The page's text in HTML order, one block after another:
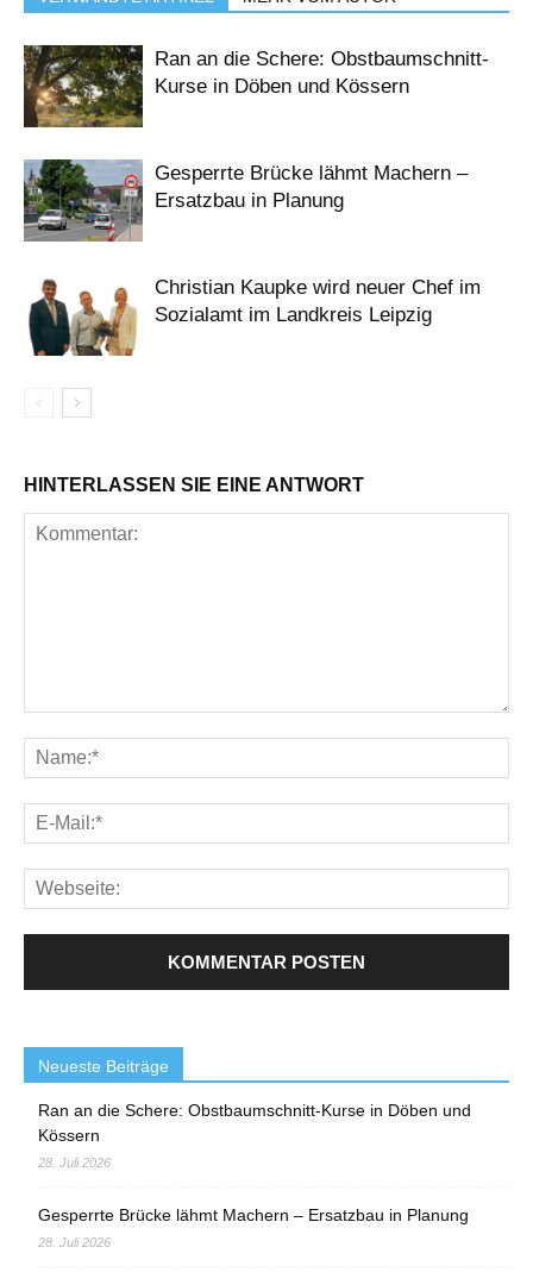
Ran an die Schere: Obstbaumschnitt-
Kurse in Döben und Kössern
Gesperrte Brücke lähmt Machern –
Ersatzbau in Planung
Christian Kaupke wird neuer Chef im
Sozialamt im Landkreis Leipzig
HINTERLASSEN SIE EINE ANTWORT
Neueste Beiträge
Ran an die Schere: Obstbaumschnitt-Kurse in Döben und
Kössern
28. Juli 2026
Gesperrte Brücke lähmt Machern – Ersatzbau in Planung
28. Juli 2026